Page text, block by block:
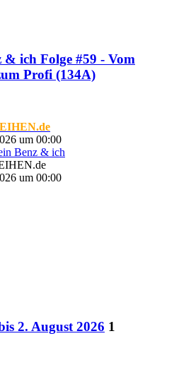
& ich Folge #59 - Vom
Profi (134A)
um 00:00
Benz & ich
um 00:00
2. August 2026 1